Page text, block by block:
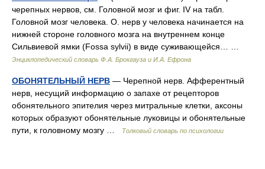
черепных нервов, см. Головной мозг и фиг. IV на табл.
Головной мозг человека. О. нерв у человека начинается на
нижней стороне головного мозга на внутреннем конце
Сильвиевой ямки (Fossa sylvii) в виде суживающейся… …
Энциклопедический словарь Ф.А. Брокгауза и И.А. Ефрона
ОБОНЯТЕЛЬНЫЙ НЕРВ — Черепной нерв. Афферентный
нерв, несущий информацию о запахе от рецепторов
обонятельного эпителия через митральные клетки, аксоны
которых образуют обонятельные луковицы и обонятельные
пути, к головному мозгу …
Толковый словарь по психологии